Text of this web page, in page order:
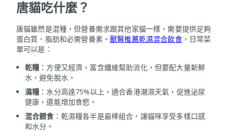
唐貓吃什麼？
唐貓雖然是混種，但營養需求跟其他家貓一樣，需要提供足夠
蛋白質、脂肪和必需營養素。獸醫推薦乾濕混合飲食，日常菜
單可以是：
乾糧 ：方便又經濟，富含纖維幫助消化，但要配大量新鮮
水，避免脫水。
濕糧 ：水分高達75%以上，適合香港潮濕天氣，促進泌尿
健康，還能增加食慾。
混合餵食 ：乾濕糧各半是最棒組合，讓貓咪享受多樣口感
和水分。